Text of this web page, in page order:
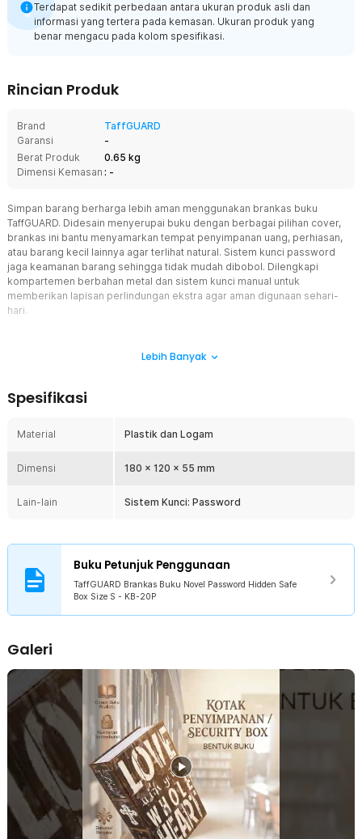
Terdapat sedikit perbedaan antara ukuran produk asli dan
informasi yang tertera pada kemasan. Ukuran produk yang
benar mengacu pada kolom spesifikasi.
Rincian Produk
Brand
TaffGUARD
Garansi
-
Berat Produk
0.65 kg
Dimensi Kemasan : -
Simpan barang berharga lebih aman menggunakan brankas buku
TaffGUARD. Didesain menyerupai buku dengan berbagai pilihan cover,
brankas ini bantu menyamarkan tempat penyimpanan uang, perhiasan,
atau barang kecil lainnya agar terlihat natural. Sistem kunci password
jaga keamanan barang sehingga tidak mudah dibobol. Dilengkapi
kompartemen berbahan metal dan sistem kunci manual untuk
memberikan lapisan perlindungan ekstra agar aman digunaan sehari-
hari.
tampilan menyerupai buku sehingga lebih sulit dikenali sebagai
membuatnya mudah menyatu dengan koleksi buku di rumah
maupun kantor. Desain tersembunyi ini membantu mengurangi
brankas buku menjadi solusi keamanan yang lebih praktis.
memberikan perlindungan tambahan dibanding tempat
anak kunci sehingga penggunaan menjadi lebih praktis sekaligus
aman.
terhadap benturan ringan dan penggunaan harian dibanding wadah
berbahan plastik biasa. Cocok digunakan untuk menyimpan uang
tunai, perhiasan, logam mulia berukuran kecil, kartu, maupun
dokumen penting.
Pilihan Cover yang Realistis
Tersedia dalam berbagai desain cover buku sehingga tampilannya
terlihat natural saat ditempatkan di rak buku. Variasi desain
memudahkan Anda menyesuaikan dengan dekorasi ruangan tanpa
terlihat mencurigakan. Semakin menyatu dengan lingkungan sekitar,
semakin efektif fungsi penyamaran dari brankas buku ini.
Ukuran Ringkas dan Mudah Disimpan
Dimensi yang kompak membuat produk mudah ditempatkan di rak
Lebih Banyak
Spesifikasi
Material Plastik dan Logam
Dimensi 180 x 120 x 55 mm
Lain-lain Sistem Kunci: Password
Buku Petunjuk Penggunaan
TaffGUARD Brankas Buku Novel Password Hidden Safe
Box Size S - KB-20P
Galeri